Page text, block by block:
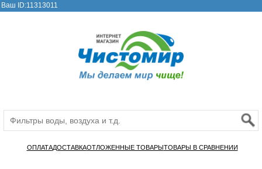
Ваш ID:11313011
ОПЛАТАДОСТАВКАОТЛОЖЕННЫЕ ТОВАРЫТОВАРЫ В СРАВНЕНИИ